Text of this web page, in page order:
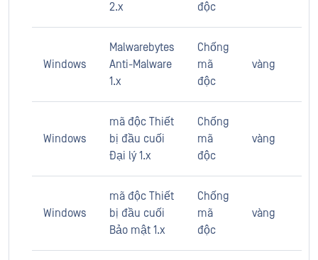
2.x
độc
Windows
Malwarebytes
Anti-Malware
1.x
Chống
mã
độc
vàng
Windows
mã độc Thiết
bị đầu cuối
Đại lý 1.x
Chống
mã
độc
vàng
Windows
mã độc Thiết
bị đầu cuối
Bảo mật 1.x
Chống
mã
độc
vàng